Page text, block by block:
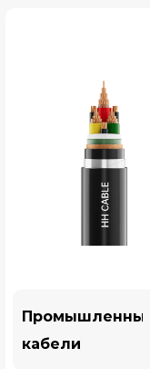
Промышленные
кабели